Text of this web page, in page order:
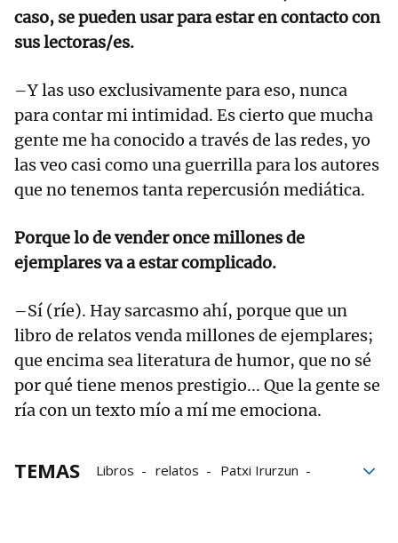
caso, se pueden usar para estar en contacto con
sus lectoras/es.
–Y las uso exclusivamente para eso, nunca
para contar mi intimidad. Es cierto que mucha
gente me ha conocido a través de las redes, yo
las veo casi como una guerrilla para los autores
que no tenemos tanta repercusión mediática.
Porque lo de vender once millones de
ejemplares va a estar complicado.
–Sí (ríe). Hay sarcasmo ahí, porque que un
libro de relatos venda millones de ejemplares;
que encima sea literatura de humor, que no sé
por qué tiene menos prestigio... Que la gente se
ría con un texto mío a mí me emociona.
TEMAS Libros relatos
Patxi Irurzun